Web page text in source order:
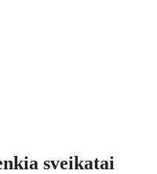
sveikatai